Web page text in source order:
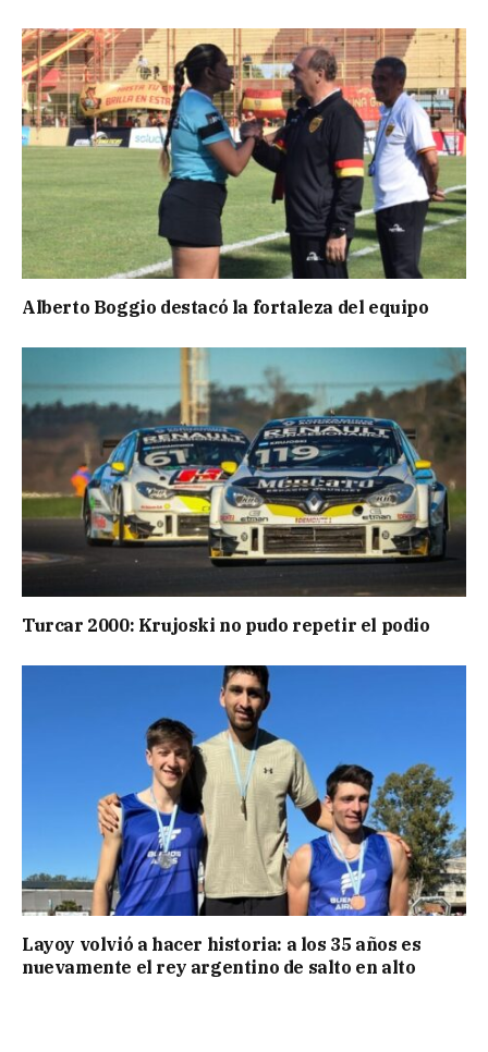
Alberto Boggio destacó la fortaleza del equipo
Turcar 2000: Krujoski no pudo repetir el podio
Layoy volvió a hacer historia: a los 35 años es
nuevamente el rey argentino de salto en alto